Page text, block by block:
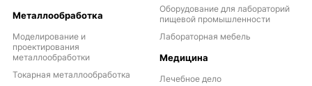
Металлообработка
Моделирование и
проектирования
металлообработки
Токарная металлообработка
Оборудование для лабораторий
пищевой промышленности
Лабораторная мебель
Медицина
Лечебное дело